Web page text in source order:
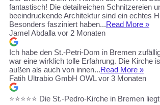
fantastisch! Die detailreichen Schnitzereien
beeindruckende Architektur sind ein echtes
Besonders fasziniert haben...Read More »
Jamel Abdalla vor 2 Monaten
Ich habe den St.-Petri-Dom in Bremen
war eine wirklich tolle Erfahrung. Die Kirche
außen als auch von innen...Read More »
Fatih Ultrabio GmbH OWL vor 3 Monaten
⭐️⭐️⭐️⭐️⭐️ Die St.-Pedro-Kirche in Bremen